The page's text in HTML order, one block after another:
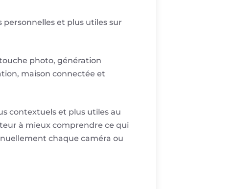
personnelles et plus utiles sur
photo, génération
maison connectée et
contextuels et plus utiles au
à mieux comprendre ce qui
chaque caméra ou